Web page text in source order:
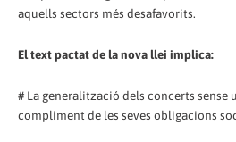
aquells sectors més desafavorits.
El text pactat de la nova llei implica:
# La generalització dels concerts sense
compliment de les seves obligacions